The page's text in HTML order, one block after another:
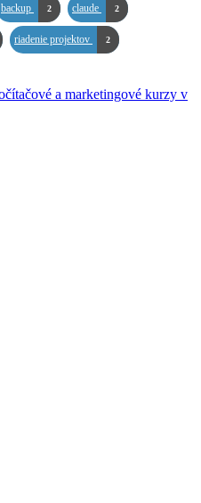
backup 2 claude 2
riadenie projektov 2